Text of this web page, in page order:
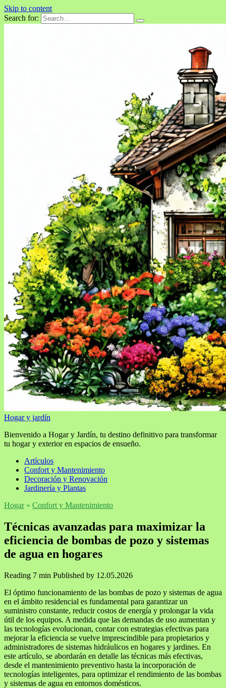
Skip to content
Search for:
Hogar y jardín
Bienvenido a Hogar y Jardín, tu destino definitivo para transformar
tu hogar y exterior en espacios de ensueño.
Artículos
Confort y Mantenimiento
Decoración y Renovación
Jardinería y Plantas
Hogar» Confort y Mantenimiento
Técnicas avanzadas para maximizar la
eficiencia de bombas de pozo y sistemas
de agua en hogares
Reading 7 min Published by 12.05.2026
El óptimo funcionamiento de las bombas de pozo y sistemas de agua
en el ámbito residencial es fundamental para garantizar un
suministro constante, reducir costos de energía y prolongar la vida
útil de los equipos. A medida que las demandas de uso aumentan y
las tecnologías evolucionan, contar con estrategias efectivas para
mejorar la eficiencia se vuelve imprescindible para propietarios y
administradores de sistemas hidráulicos en hogares y jardines. En
este artículo, se abordarán en detalle las técnicas más efectivas,
desde el mantenimiento preventivo hasta la incorporación de
tecnologías inteligentes, para optimizar el rendimiento de las bombas
y sistemas de agua en entornos domésticos.